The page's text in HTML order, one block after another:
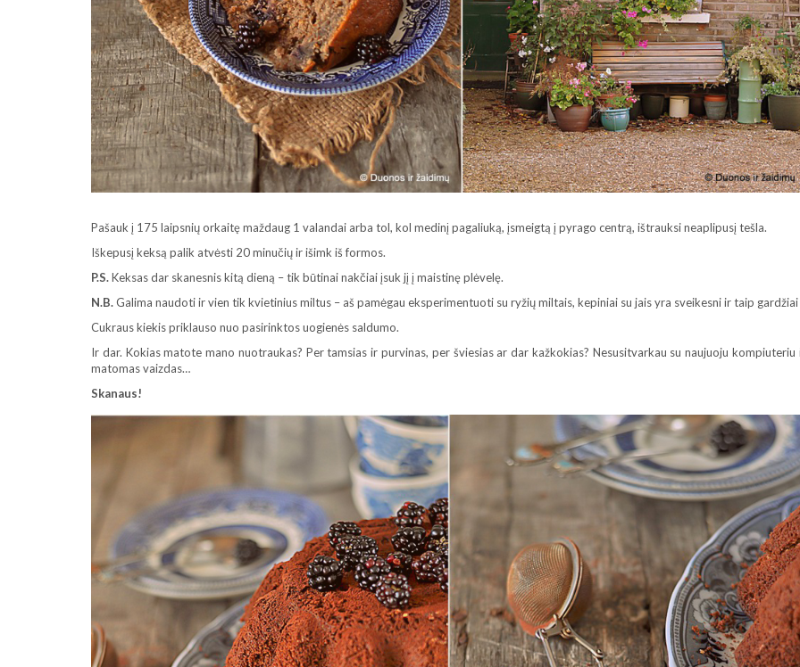
Pašauk į 175 laipsnių orkaitę maždaug 1 valandai arba tol, kol medinį pagaliuką, įsmeigtą į pyrago centrą, ištrauksi neaplipusį tešla.
Iškepusį keksą palik atvėsti 20 minučių ir išimk iš formos.
P.S.Keksas dar skanesnis kitą dieną – tik būtinai nakčiai įsuk jį į maistinę plėvelę.
N.B.Galima naudoti ir vien tik kvietinius miltus – aš pamėgau eksperimentuoti su ryžių miltais, kepiniai su jais yra sveikesni ir taip gardžiai
Cukraus kiekis priklauso nuo pasirinktos uogienės saldumo.
Ir dar. Kokias matote mano nuotraukas? Per tamsias ir purvinas, per šviesias ar dar kažkokias? Nesusitvarkau su naujuoju
matomas vaizdas…
Skanaus!